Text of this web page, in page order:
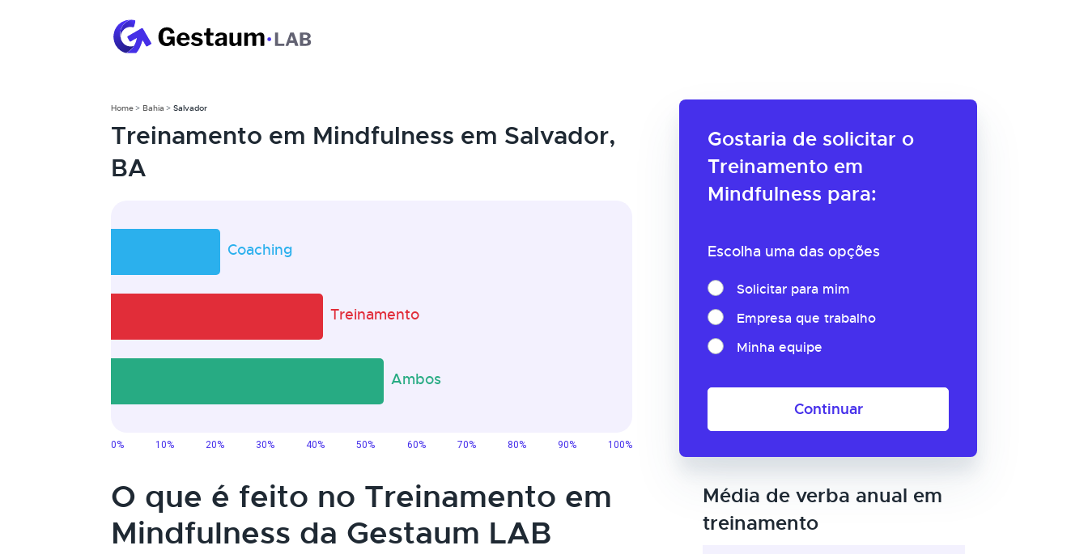
Gostaria de solicitar o
Treinamento em
Mindfulness para:
Escolha uma das opções
Solicitar para mim
Empresa que trabalho
Minha equipe
Continuar
Home Bahia Salvador
Treinamento em Mindfulness em Salvador,
BA
O que é feito no Treinamento em
Mindfulness da Gestaum LAB
Média de verba anual em
treinamento